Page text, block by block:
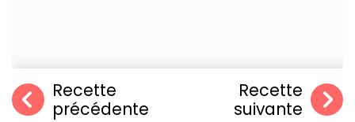
Recette
précédente
Recette
suivante